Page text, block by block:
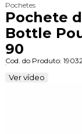
Pochetes
Pochete
Bottle
90
Cod. do Produto:
Ver vídeo